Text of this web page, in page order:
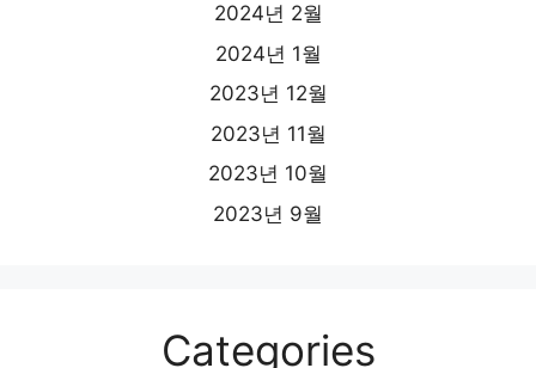
2024년 2월
2024년 1월
2023년 12월
2023년 11월
2023년 10월
2023년 9월
Categories